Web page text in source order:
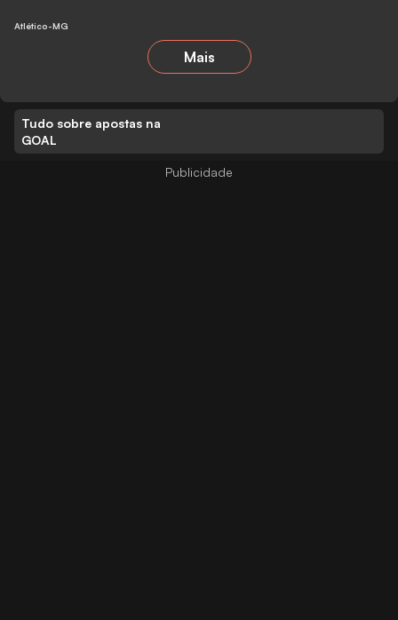
Atlético-MG
Mais
Tudo sobre apostas na
GOAL